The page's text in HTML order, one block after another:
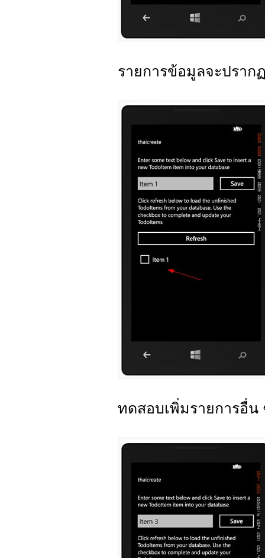
รายการข้อมูลจะปราก
ทดสอบเพิ่มรายการอื่น